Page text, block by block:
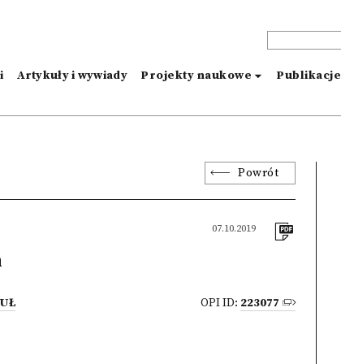
Artykuły i wywiady Projekty naukowe Publikacje
Powrót
07.10.2019
OPI ID: 223077